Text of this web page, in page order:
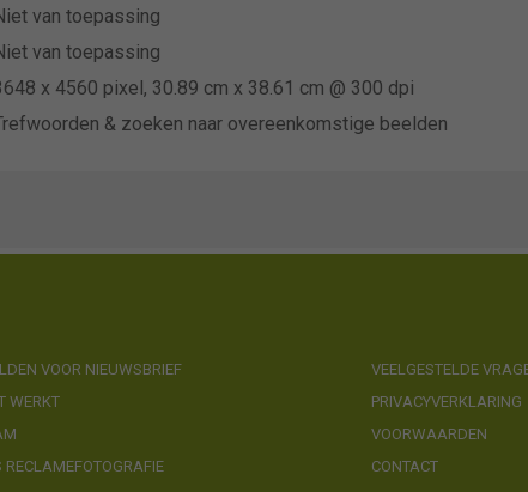
van toepassing
van toepassing
x 4560 pixel, 30.89 cm x 38.61 cm @ 300 dpi
& zoeken naar overeenkomstige beelden
VOOR NIEUWSBRIEF
WERKT
RECLAMEFOTOGRAFIE
VEELGESTELDE
PRIVACYVERKLARING
VOORWAARDEN
CONTACT